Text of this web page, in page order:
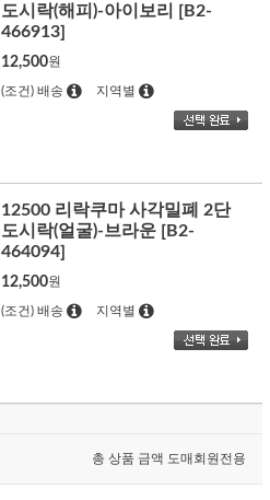
도시락(해피)-아이보리 [B2-
466913]
12,500원
(조건) 배송 지역별
12500 리락쿠마 사각밀폐 2단
도시락(얼굴)-브라운 [B2-
464094]
12,500원
(조건) 배송 지역별
총 상품 금액 도매회원전용